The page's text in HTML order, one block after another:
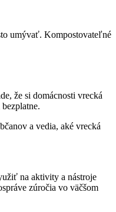
umývať. Kompostovateľné
že si domácnosti vrecká
a vedia, aké vrecká
na aktivity a nástroje
zúročia vo väčšom